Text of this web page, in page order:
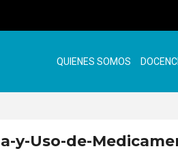
QUIENES SOMOS
y-Uso-de-